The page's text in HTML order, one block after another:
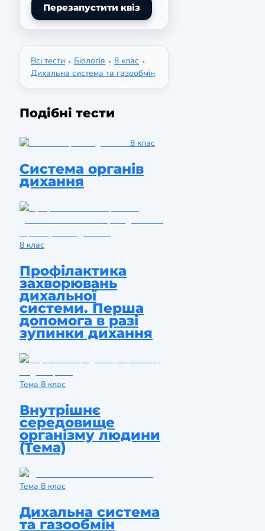
Перезапустити квіз
Всі тести • Біологія • 8 клас •
Дихальна система та газообмін
Подібні тести
8 клас
Система органів
дихання
8 клас
Профілактика
захворювань
дихальної
системи. Перша
допомога в разі
зупинки дихання
Тема 8 клас
Внутрішнє
середовище
організму людини
(Тема)
Тема 8 клас
Дихальна система
та газообмін